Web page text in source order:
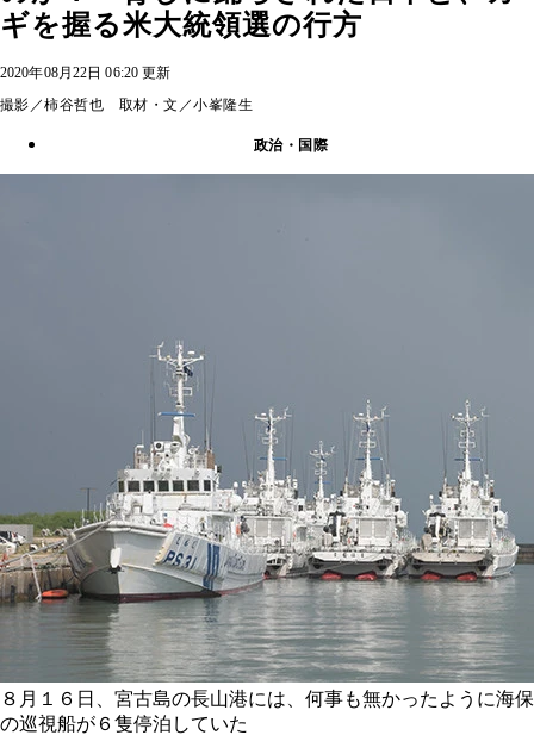
ギを握る米大統領選の行方
2020年08月22日 06:20 更新
撮影／柿谷哲也 取材・文／小峯隆生
政治・国際
８月１６日、宮古島の長山港には、何事も無かったように海保
の巡視船が６隻停泊していた